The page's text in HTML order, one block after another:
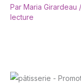
Par Maria Girardeau /
lecture